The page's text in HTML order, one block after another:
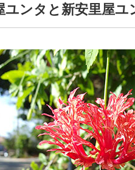
ユンタと新安里屋ユ